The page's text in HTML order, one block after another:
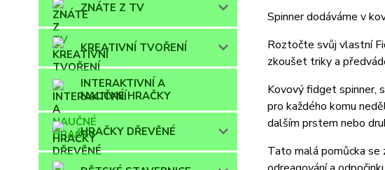
ZNÁTE Z TV
KREATIVNÍ TVOŘENÍ
INTERAKTIVNÍ A
NAUČNÉ HRAČKY
HRAČKY DŘEVĚNÉ
Spinner dodáváme v
Roztočte svůj vlastní
zkoušet triky a
Kovový fidget spinner,
pro každého komu
dalším prstem nebo
Tato malá pomůcka se